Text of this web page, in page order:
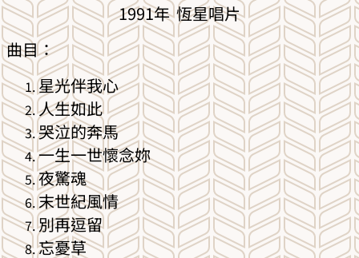
1991年 恆星唱片
曲目：
星光伴我心
人生如此
哭泣的奔馬
一生一世懷念妳
夜驚魂
末世紀風情
別再逗留
忘憂草